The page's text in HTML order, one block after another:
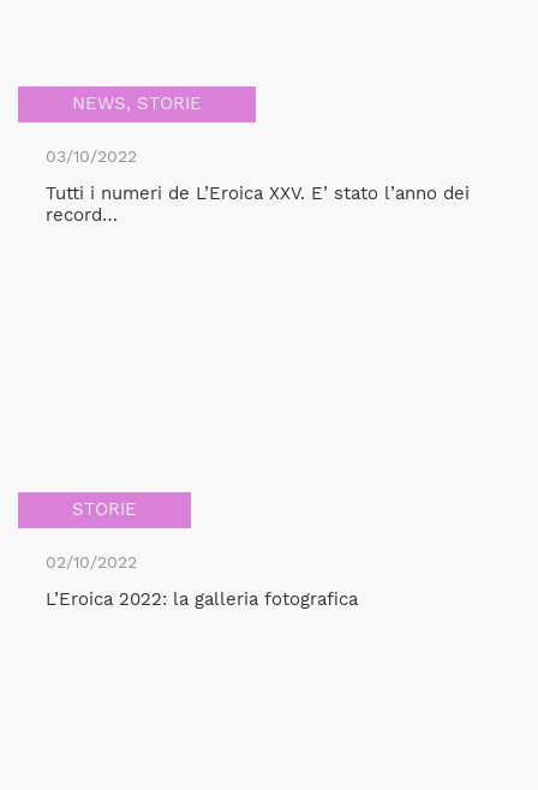
NEWS, STORIE
03/10/2022
Tutti i numeri de L’Eroica XXV. E’ stato l’anno dei
record…
STORIE
02/10/2022
L’Eroica 2022: la galleria fotografica